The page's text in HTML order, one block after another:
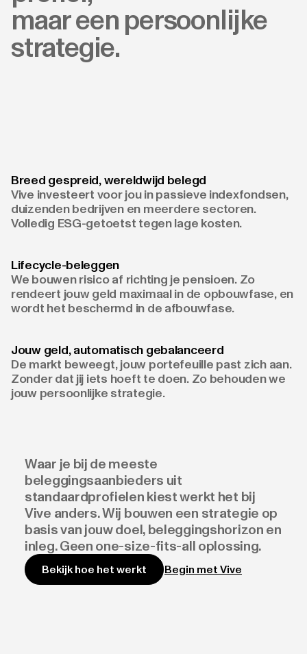
maar een persoonlijke
strategie.
Breed gespreid, wereldwijd belegd
Vive investeert voor jou in passieve indexfondsen,
duizenden bedrijven en meerdere sectoren.
Volledig ESG-getoetst tegen lage kosten.
Lifecycle-beleggen
We bouwen risico af richting je pensioen. Zo
rendeert jouw geld maximaal in de opbouwfase, en
wordt het beschermd in de afbouwfase.
Jouw geld, automatisch gebalanceerd
De markt beweegt, jouw portefeuille past zich aan.
Zonder dat jij iets hoeft te doen. Zo behouden we
jouw persoonlijke strategie.
Waar je bij de meeste
beleggingsaanbieders uit
standaardprofielen kiest werkt het bij
Vive anders. Wij bouwen een strategie op
basis van jouw doel, beleggingshorizon en
inleg. Geen one-size-fits-all oplossing.
Bekijk hoe het werkt Begin met Vive